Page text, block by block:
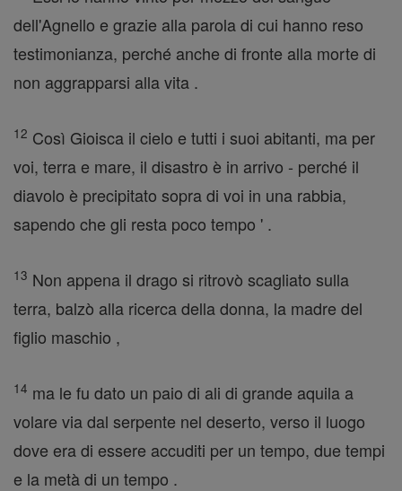
dell'Agnello e grazie alla parola di cui hanno reso
testimonianza, perché anche di fronte alla morte di
non aggrapparsi alla vita .
12 Così Gioisca il cielo e tutti i suoi abitanti, ma per
voi, terra e mare, il disastro è in arrivo - perché il
diavolo è precipitato sopra di voi in una rabbia,
sapendo che gli resta poco tempo ' .
13 Non appena il drago si ritrovò scagliato sulla
terra, balzò alla ricerca della donna, la madre del
figlio maschio ,
14 ma le fu dato un paio di ali di grande aquila a
volare via dal serpente nel deserto, verso il luogo
dove era di essere accuditi per un tempo, due tempi
e la metà di un tempo .